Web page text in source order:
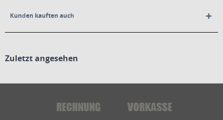
Kunden kauften auch
Zuletzt angesehen